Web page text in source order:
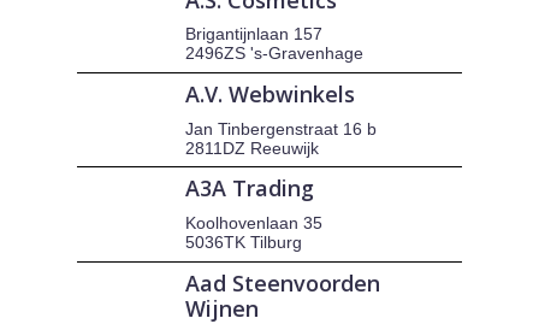
Brigantijnlaan 157
2496ZS 's-Gravenhage
A.V. Webwinkels
Jan Tinbergenstraat 16 b
2811DZ Reeuwijk
A3A Trading
Koolhovenlaan 35
5036TK Tilburg
Aad Steenvoorden
Wijnen